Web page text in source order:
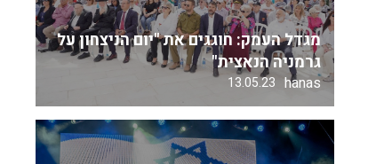
מגדל העמק: חוגגים את "יום הניצחון על
גרמניה הנאצית"
hanas
13.05.23